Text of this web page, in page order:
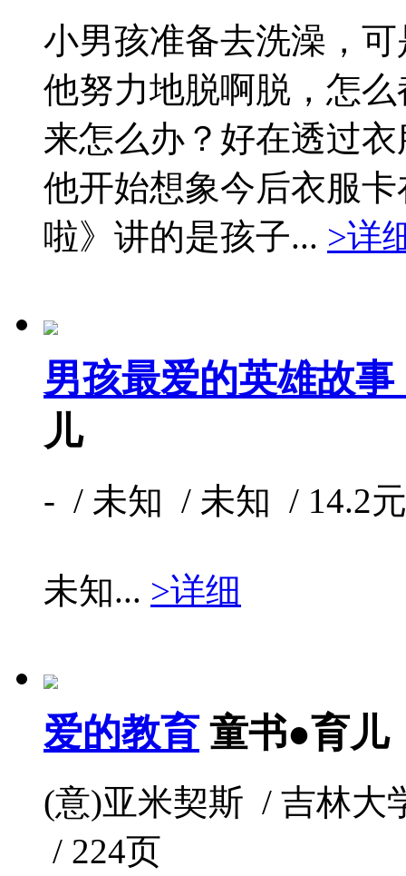
小男孩准备去洗澡，
他努力地脱啊脱，怎
来怎么办？好在透过
他开始想象今后衣服
啦》讲的是孩子... >详
男孩最爱的英雄故
儿
- / 未知 / 未知 / 14.2
未知... >详细
爱的教育 童书●育儿
(意)亚米契斯 / 吉林大
/ 224页